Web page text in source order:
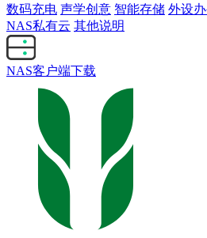
数码充电 声学创意 智能存储 外设
NAS私有云 其他说明
NAS客户端下载